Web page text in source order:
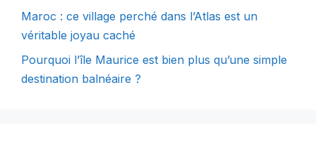
Maroc : ce village perché dans l’Atlas est un
véritable joyau caché
Pourquoi l’île Maurice est bien plus qu’une simple
destination balnéaire ?